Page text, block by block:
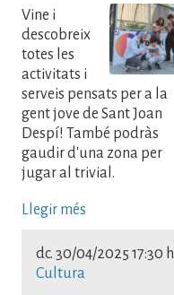
Vine i
descobreix
totes les
activitats i
serveis pensats per a la
gent jove de Sant Joan
Despí! També podràs
gaudir d'una zona per
jugar al trivial.
Llegir més
dc. 30/04/2025 17:30 h
Cultura